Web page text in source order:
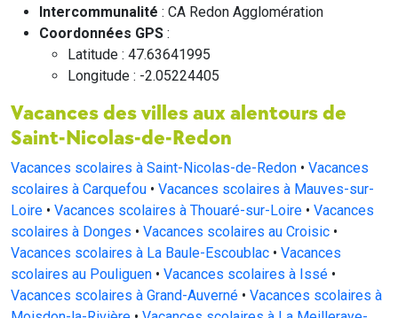
Intercommunalité : CA Redon Agglomération
Coordonnées GPS :
Latitude : 47.63641995
Longitude : -2.05224405
Vacances des villes aux alentours de
Saint-Nicolas-de-Redon
Vacances scolaires à Saint-Nicolas-de-Redon • Vacances
scolaires à Carquefou • Vacances scolaires à Mauves-sur-
Loire • Vacances scolaires à Thouaré-sur-Loire • Vacances
scolaires à Donges • Vacances scolaires au Croisic •
Vacances scolaires à La Baule-Escoublac • Vacances
scolaires au Pouliguen • Vacances scolaires à Issé •
Vacances scolaires à Grand-Auverné • Vacances scolaires à